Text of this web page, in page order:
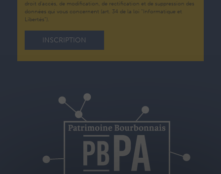
droit d'accès, de modification, de rectification et de suppression des
données qui vous concernent (art. 34 de la loi "Informatique et
Libertés").